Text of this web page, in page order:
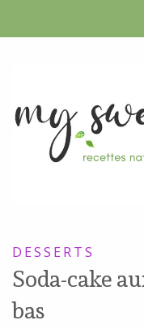
SANS
GLUTEN,
SANS
LAIT,
DESSERTS
Soda-cake
bas